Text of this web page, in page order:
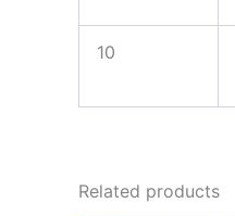
10
Related products